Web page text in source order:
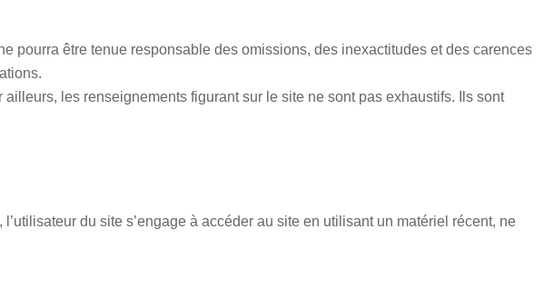
pourra être tenue responsable des omissions, des inexactitudes et des carences
les renseignements figurant sur le site ne sont pas exhaustifs. Ils sont
du site s’engage à accéder au site en utilisant un matériel récent, ne